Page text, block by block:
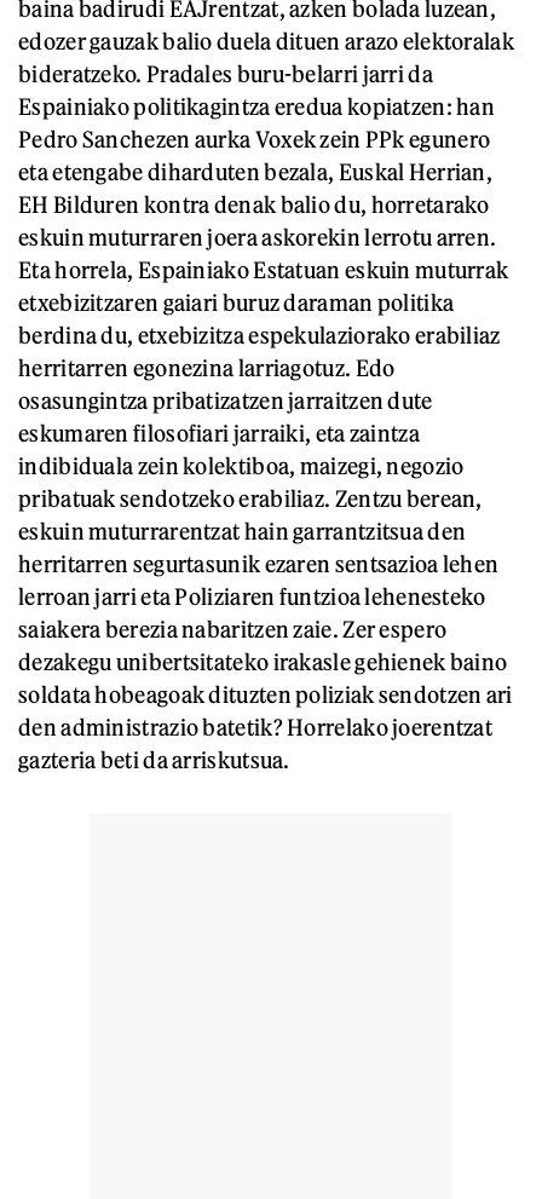
baina badirudi EAJrentzat, azken bolada luzean,
edozer gauzak balio duela dituen arazo elektoralak
bideratzeko. Pradales buru-belarri jarri da
Espainiako politikagintza eredua kopiatzen: han
Pedro Sanchezen aurka Voxek zein PPk egunero
eta etengabe diharduten bezala, Euskal Herrian,
EH Bilduren kontra denak balio du, horretarako
eskuin muturraren joera askorekin lerrotu arren.
Eta horrela, Espainiako Estatuan eskuin muturrak
etxebizitzaren gaiari buruz daraman politika
berdina du, etxebizitza espekulaziorako erabiliaz
herritarren egonezina larriagotuz. Edo
osasungintza pribatizatzen jarraitzen dute
eskumaren filosofiari jarraiki, eta zaintza
indibiduala zein kolektiboa, maizegi, negozio
pribatuak sendotzeko erabiliaz. Zentzu berean,
eskuin muturrarentzat hain garrantzitsua den
herritarren segurtasunik ezaren sentsazioa lehen
lerroan jarri eta Poliziaren funtzioa lehenesteko
saiakera berezia nabaritzen zaie. Zer espero
dezakegu unibertsitateko irakasle gehienek baino
soldata hobeagoak dituzten poliziak sendotzen ari
den administrazio batetik? Horrelako joerentzat
gazteria beti da arriskutsua.